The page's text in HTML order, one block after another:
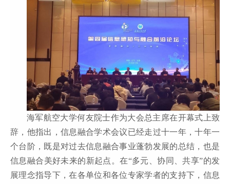
海军航空大学何友院士作为大会总主席在开幕式上致
辞，他指出，信息融合学术会议已经走过十一年，十年一
个台阶，既是对过去信息融合事业蓬勃发展的总结，也是
信息融合美好未来的新起点。在“多元、协同、共享”的发
展理念指导下，在各单位和各位专家学者的支持下，信息